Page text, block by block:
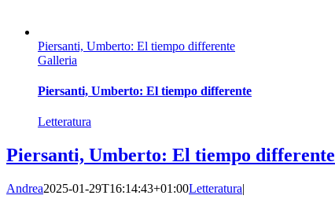
Piersanti, Umberto: El tiempo differente
Galleria
Piersanti, Umberto: El tiempo differente
Letteratura
Piersanti, Umberto: El tiempo differente
Andrea2025-01-29T16:14:43+01:00Letteratura|